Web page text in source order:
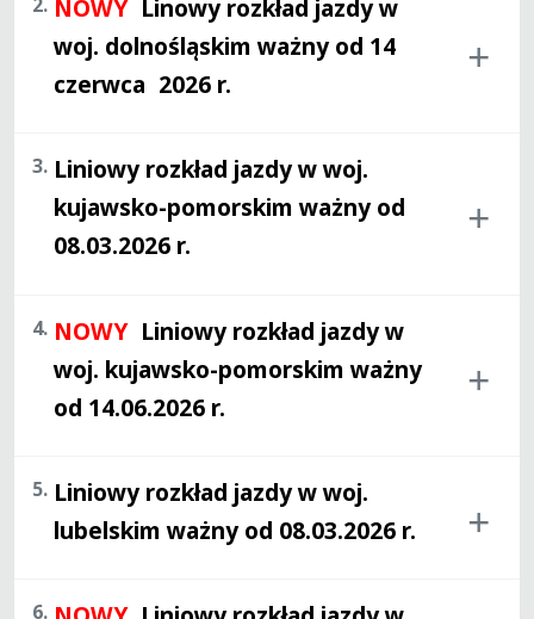
NOWY Linowy rozkład jazdy w
woj. dolnośląskim ważny od 14
czerwca 2026r.
3. Liniowy rozkład jazdy w woj.
kujawsko-pomorskim ważny od
08.03.2026 r.
4. NOWY Liniowy rozkład jazdy w
woj. kujawsko-pomorskim ważny
od 14.06.2026 r.
5. Liniowy rozkład jazdy w woj.
lubelskim ważny od 08.03.2026 r.
6.